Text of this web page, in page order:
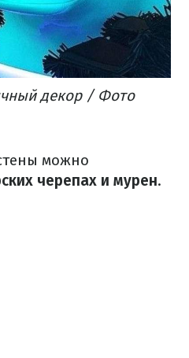
декор / Фото
можно
черепах и мурен.